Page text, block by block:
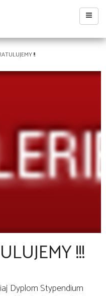
!!!
!!!
Dyplom Stypendium